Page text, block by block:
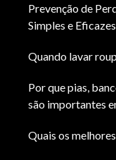
Prevenção de
Simples e
Quando lavar
Por que pias,
são importantes
Quais os